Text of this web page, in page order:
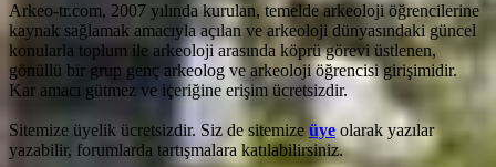
Arkeo-tr.com, 2007 yılında kurulan, temelde arkeoloji öğrencilerine
kaynak sağlamak amacıyla açılan ve arkeoloji dünyasındaki güncel
konularla toplum ile arkeoloji arasında köprü görevi üstlenen,
gönüllü bir grup genç arkeolog ve arkeoloji öğrencisi girişimidir.
Kar amacı gütmez ve içeriğine erişim ücretsizdir.
Sitemize üyelik ücretsizdir. Siz de sitemize üyeolarak yazılar
yazabilir, forumlarda tartışmalara katılabilirsiniz.